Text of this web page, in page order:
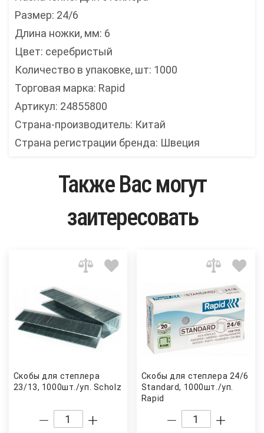
Размер: 24/6
Длина ножки, мм: 6
Цвет: серебристый
Количество в упаковке, шт: 1000
Торговая марка: Rapid
Артикул: 24855800
Страна-производитель: Китай
Страна регистрации бренда: Швеция
Также Вас могут
заитересовать
Скобы для степлера
23/13, 1000шт./уп. Scholz
Скобы для степлера 24/6
Standard, 1000шт./уп.
Rapid